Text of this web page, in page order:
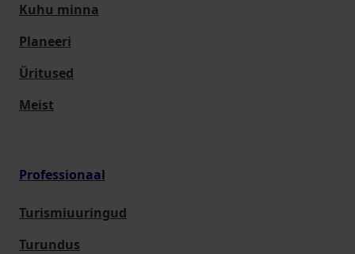
Kuhu minna
Planeeri
Üritused
Meist
Professionaal
Turismiuuringud
Turundus